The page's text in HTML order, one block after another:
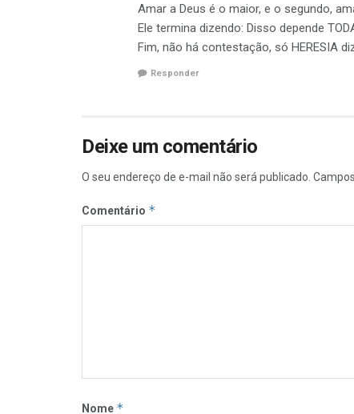
Amar a Deus é o maior, e o segundo,
Ele termina dizendo: Disso depende
Fim, não há contestação, só HERESIA
Responder
Deixe um comentário
O seu endereço de e-mail não será publicado.
Comentário *
Nome *